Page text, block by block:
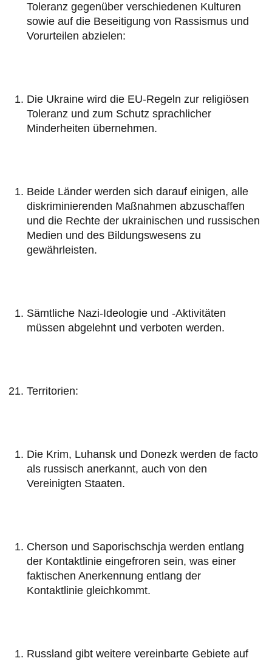
Toleranz gegenüber verschiedenen Kulturen
sowie auf die Beseitigung von Rassismus und
Vorurteilen abzielen:
Die Ukraine wird die EU-Regeln zur religiösen
Toleranz und zum Schutz sprachlicher
Minderheiten übernehmen.
Beide Länder werden sich darauf einigen, alle
diskriminierenden Maßnahmen abzuschaffen
und die Rechte der ukrainischen und russischen
Medien und des Bildungswesens zu
gewährleisten.
Sämtliche Nazi-Ideologie und -Aktivitäten
müssen abgelehnt und verboten werden.
Territorien:
Die Krim, Luhansk und Donezk werden de facto
als russisch anerkannt, auch von den
Vereinigten Staaten.
Cherson und Saporischschja werden entlang
der Kontaktlinie eingefroren sein, was einer
faktischen Anerkennung entlang der
Kontaktlinie gleichkommt.
Russland gibt weitere vereinbarte Gebiete auf